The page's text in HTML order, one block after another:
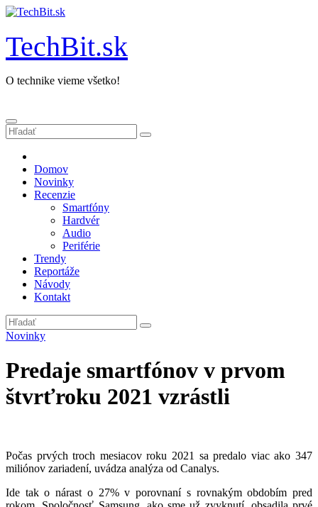
Prejsť
obsah
TechBit.sk
O technike vieme všetko!
Domov
Novinky
Recenzie
Smartfóny
Hardvér
Audio
Periférie
Trendy
Reportáže
Návody
Kontakt
Novinky
Predaje smartfónov v prvom
štvrťroku 2021 vzrástli
Počas prvých troch mesiacov roku 2021 sa predalo viac ako 347
miliónov zariadení, uvádza analýza od Canalys.
Ide tak o nárast o 27% v porovnaní s rovnakým obdobím pred